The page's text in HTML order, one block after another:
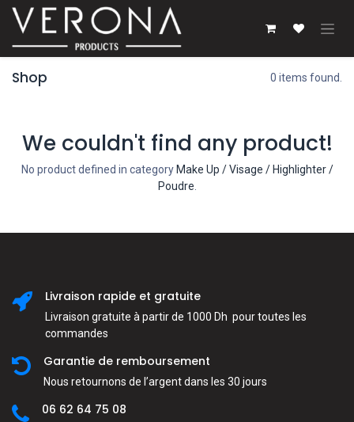
Se rendre au contenu
Shop 0 items found.
We couldn't find any product!
No product defined in category Make Up / Visage / Highlighter /
Poudre
Livraison rapide et gratuite
Livraison gratuite à partir de 1000 Dh pour toutes les
commandes
Garantie de remboursement
Nous retournons de l’argent dans les 30 jours
06 62 64 75 08